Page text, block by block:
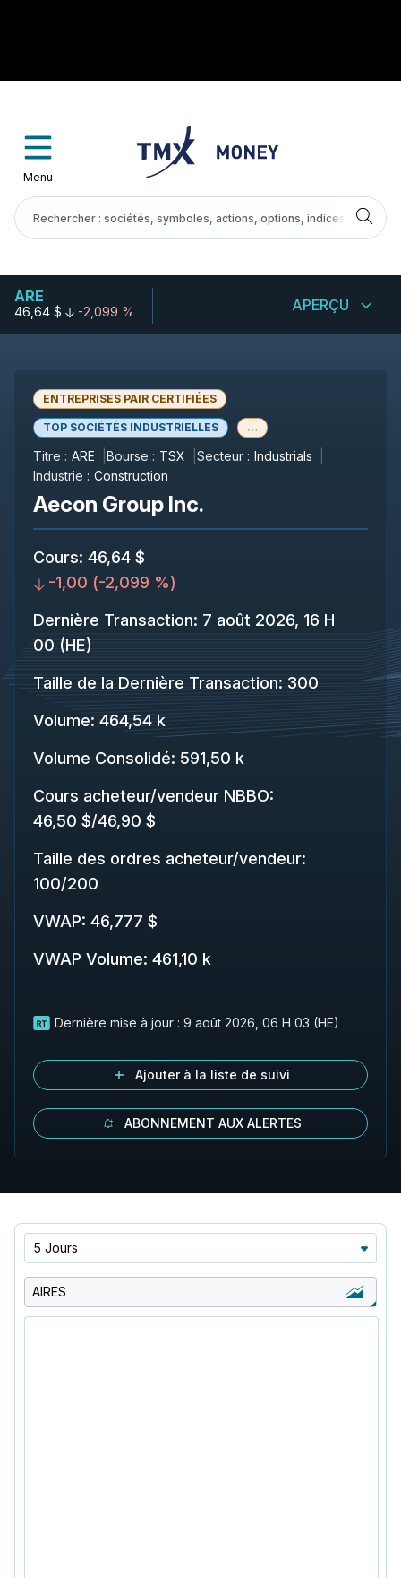
Menu
ARE
46,64 $ -2,099 % APERÇU
ENTREPRISES PAIR CERTIFIÉES
TOP SOCIÉTÉS INDUSTRIELLES …
Titre : ARE Bourse : TSX Secteur : Industrials
Industrie : Construction
Aecon Group Inc.
Cours: 46,64 $
-1,00 (-2,099 %)
Dernière Transaction: 7 août 2026, 16 H
00 (HE)
Taille de la Dernière Transaction: 300
Volume: 464,54 k
Volume Consolidé: 591,50 k
Cours acheteur/vendeur NBBO:
46,50 $/46,90 $
Taille des ordres acheteur/vendeur:
100/200
VWAP: 46,777 $
VWAP Volume: 461,10 k
Dernière mise à jour : 9 août 2026, 06 H 03 (HE)
Ajouter à la liste de suivi
ABONNEMENT AUX ALERTES
5 Jours
AIRES